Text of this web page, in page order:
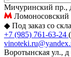
Мичуринский пр.,
Ломоносовский
◆ Под заказ со
+7 (985) 761-63-24
Воротынская ул., д